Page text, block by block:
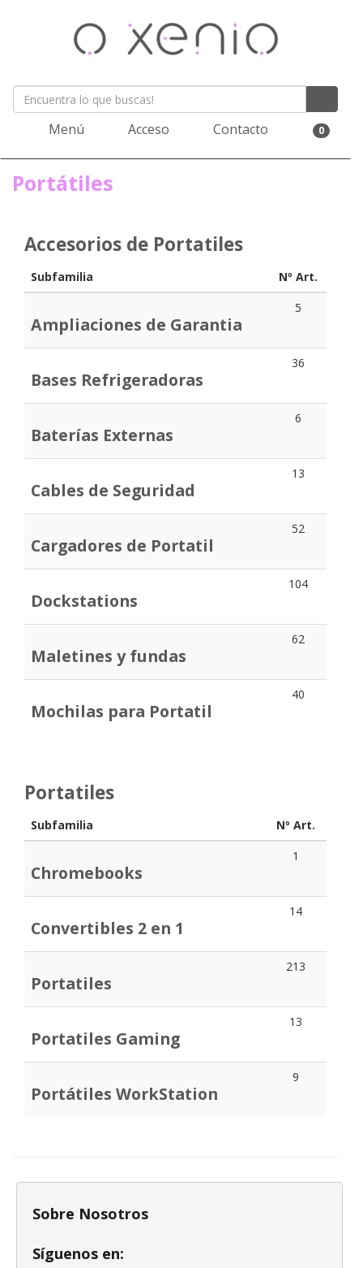
Menú Acceso Contacto 0
Portátiles
Accesorios de Portatiles
Subfamilia Nº Art.
Ampliaciones de Garantia
5
Bases Refrigeradoras
36
Baterías Externas
6
Cables de Seguridad
13
Cargadores de Portatil
52
Dockstations
104
Maletines y fundas
62
Mochilas para Portatil
40
Portatiles
Subfamilia Nº Art.
Chromebooks
1
Convertibles 2 en 1
14
Portatiles
213
Portatiles Gaming
13
Portátiles WorkStation
9
Sobre Nosotros
Síguenos en: